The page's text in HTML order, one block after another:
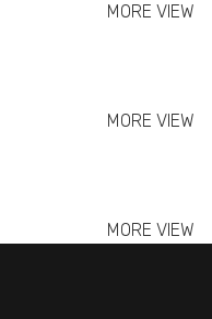
MORE VIEW
MORE VIEW
MORE VIEW